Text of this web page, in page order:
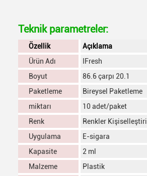
Teknik parametreler:
Özellik
Açıklama
Ürün Adı
IFresh
Boyut
86.6 çarpı 20.1
Paketleme
Bireysel Paketleme
miktarı
10 adet/paket
Renk
Renkler
Uygulama
E-sigara
Kapasite
2 ml
Malzeme
Plastik